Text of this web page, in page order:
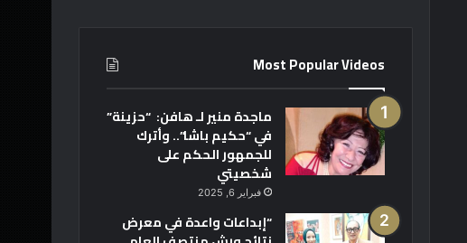
Most Popular Videos
ماجدة منير لـ هافن: “حزينة”
في “حكيم باشا”.. وأترك
للجمهور الحكم على
شخصيتي
فبراير 6, 2025
“إبداعات واعدة في معرض